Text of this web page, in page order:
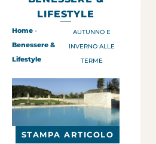
LIFESTYLE
Home -
Benessere &
Lifestyle
AUTUNNO E
INVERNO ALLE
TERME
STAMPA ARTICOLO